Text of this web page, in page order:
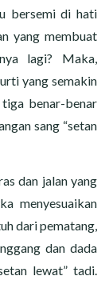
bersemi di hati
yang membuat
lagi? Maka,
yang semakin
benar-benar
sang “setan
dan jalan yang
menyesuaikan
dari pematang,
dan dada
lewat” tadi.